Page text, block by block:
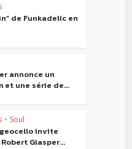
de Funkadelic en
annonce un
et une série de...
• Soul
invite
Glasper...